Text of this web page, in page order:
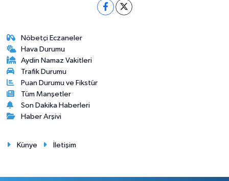
Nöbetçi Eczaneler
Hava Durumu
Aydin Namaz Vakitleri
Trafik Durumu
Puan Durumu ve Fikstür
Tüm Manşetler
Son Dakika Haberleri
Haber Arşivi
Künye İletişim